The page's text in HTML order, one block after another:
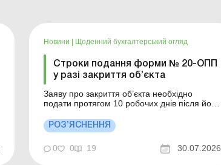
Новини Щоденний бухгалтерський огляд
Строки подання форми № 20-ОПП
у разі закриття об’єкта
Заяву про закриття об’єкта необхідно
подати протягом 10 робочих днів після його
темою: Подання форми № 20-ОПП у разі
оренди приміщень Як відобразити у формі
№ 20-ОПП емфітевзис, постійне
користування, сервітут та суборенду землі
РОЗ’ЯСНЕННЯ
0 0 19 30.07.2026